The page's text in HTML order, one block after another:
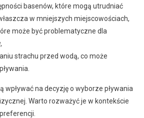
basenów, które mogą utrudniać
w mniejszych miejscowościach,
może być problematyczne dla
strachu przed wodą, co może
wpływać na decyzję o wyborze pływania
Warto rozważyć je w kontekście